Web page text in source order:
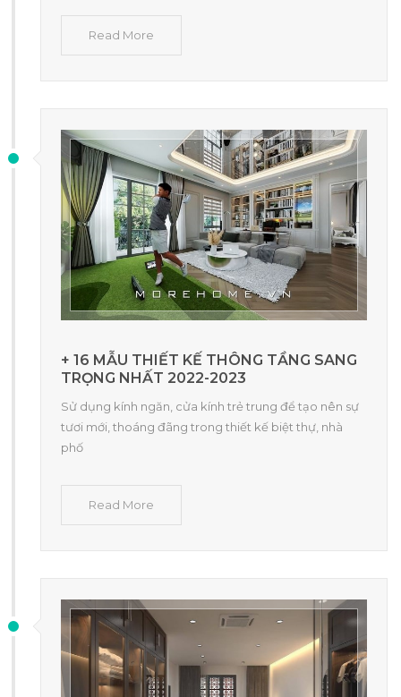
Read More
+ 16 MẪU THIẾT KẾ THÔNG TẦNG SANG
TRỌNG NHẤT 2022-2023
Sử dụng kính ngăn, cửa kính trẻ trung để tạo nên sự
tươi mới, thoáng đãng trong thiết kế biệt thự, nhà
phố
Read More